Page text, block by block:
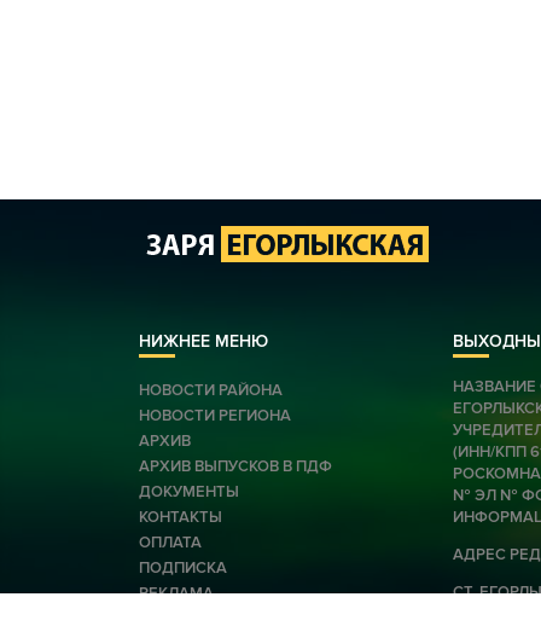
НИЖНЕЕ МЕНЮ
НОВОСТИ РАЙОНА
НОВОСТИ РЕГИОНА
АРХИВ
АРХИВ ВЫПУСКОВ В ПДФ
ДОКУМЕНТЫ
КОНТАКТЫ
ОПЛАТА
ПОДПИСКА
РЕКЛАМА
НАЗВАНИЕ
(ИНН/КПП
№ ЭЛ № ФС
АДРЕС
СТ.